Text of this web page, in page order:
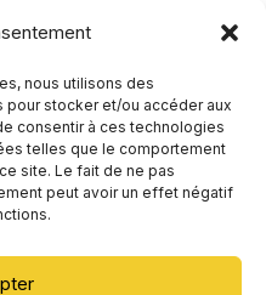
nous utilisons des
stocker et/ou accéder aux
consentir à ces technologies
telles que le comportement
site. Le fait de ne pas
peut avoir un effet négatif